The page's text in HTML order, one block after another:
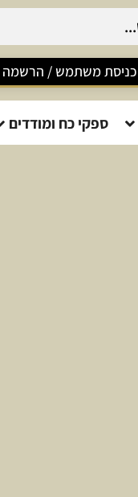
כניסת משתמש / הרשמה
ספקי כח ומודדים